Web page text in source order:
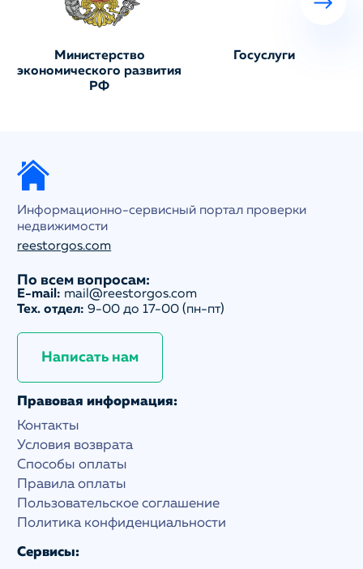
Министерство
экономического развития
РФ
Госуслуги
Информационно-сервисный портал проверки
недвижимости
reestorgos.com
По всем вопросам:
E-mail: mail@reestorgos.com
Тех. отдел: 9-00 до 17-00 (пн-пт)
Написать нам
Правовая информация:
Контакты
Условия возврата
Способы оплаты
Правила оплаты
Пользовательское соглашение
Политика конфиденциальности
Сервисы: